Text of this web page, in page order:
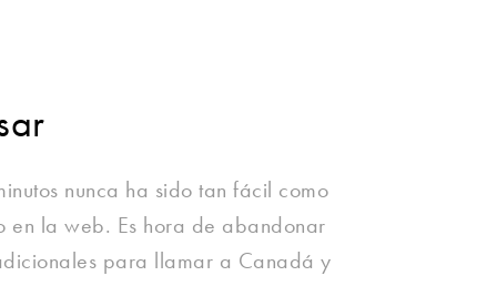
nunca ha sido tan fácil como
en la web. Es hora de abandonar
para llamar a Canadá y